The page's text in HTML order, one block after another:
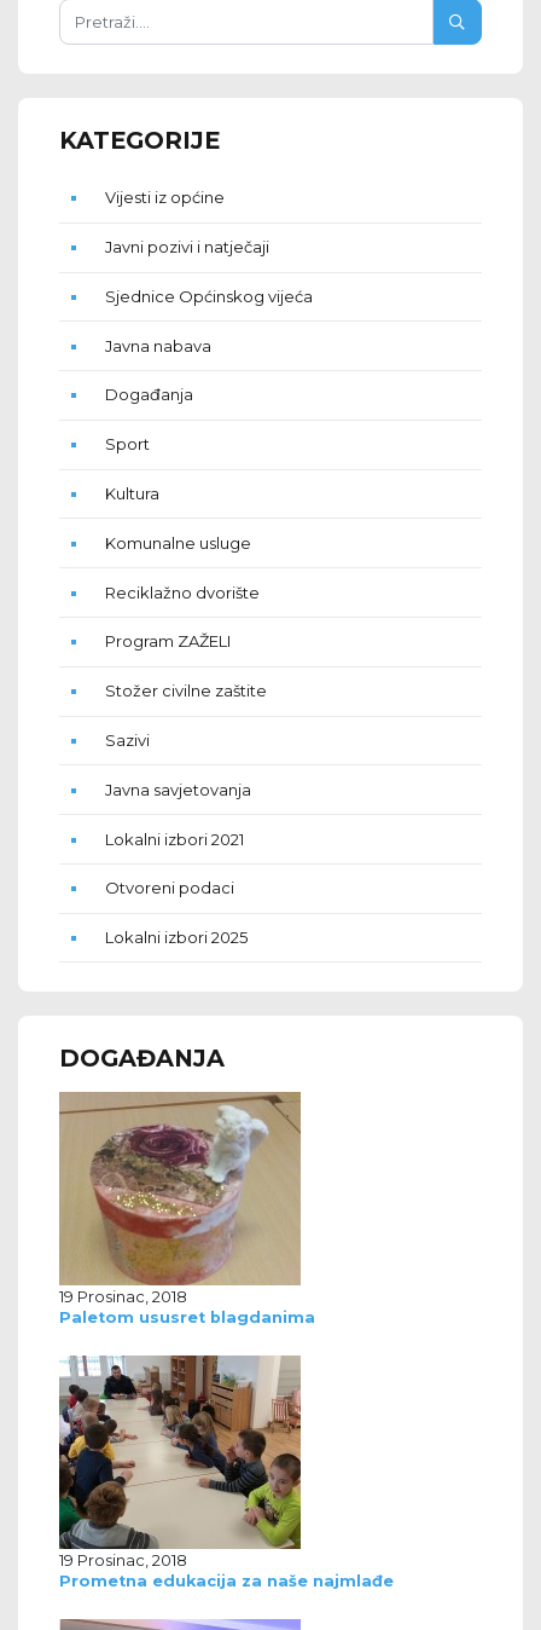
KATEGORIJE
Vijesti iz općine
Javni pozivi i natječaji
Sjednice Općinskog vijeća
Javna nabava
Događanja
Sport
Kultura
Komunalne usluge
Reciklažno dvorište
Program ZAŽELI
Stožer civilne zaštite
Sazivi
Javna savjetovanja
Lokalni izbori 2021
Otvoreni podaci
Lokalni izbori 2025
DOGAĐANJA
19 Prosinac, 2018
Paletom ususret blagdanima
19 Prosinac, 2018
Prometna edukacija za naše najmlađe